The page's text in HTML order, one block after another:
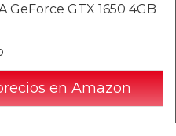
GeForce GTX 1650 4GB
en Amazon